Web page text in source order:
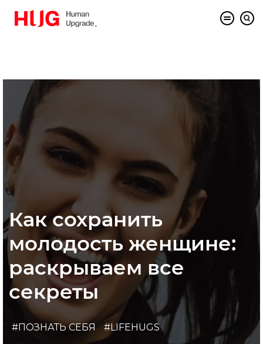
Как сохранить
молодость женщине:
раскрываем все
секреты
#ПОЗНАТЬ СЕБЯ #LIFEHUGS